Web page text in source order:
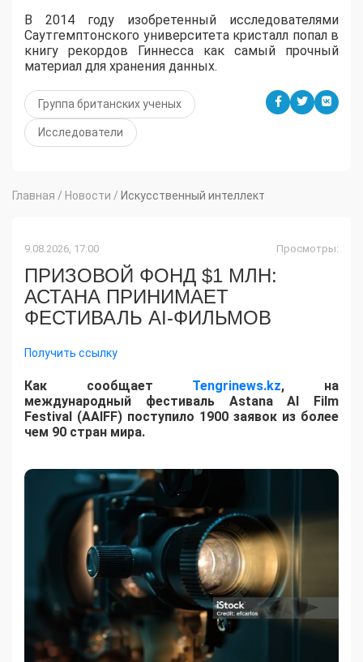
В 2014 году изобретенный исследователями
Саутгемптонского университета кристалл попал в
книгу рекордов Гиннесса как самый прочный
материал для хранения данных.
Группа британских ученых
Исследователи
Главная / Новости / Искусственный интеллект
9.08.2026, 17:00 Просмотры:
ПРИЗОВОЙ ФОНД $1 МЛН:
АСТАНА ПРИНИМАЕТ
ФЕСТИВАЛЬ AI-ФИЛЬМОВ
Получить ссылку
Как сообщает Tengrinews.kz, на
международный фестиваль Astana AI Film
Festival (AAIFF) поступило 1900 заявок из более
чем 90 стран мира.